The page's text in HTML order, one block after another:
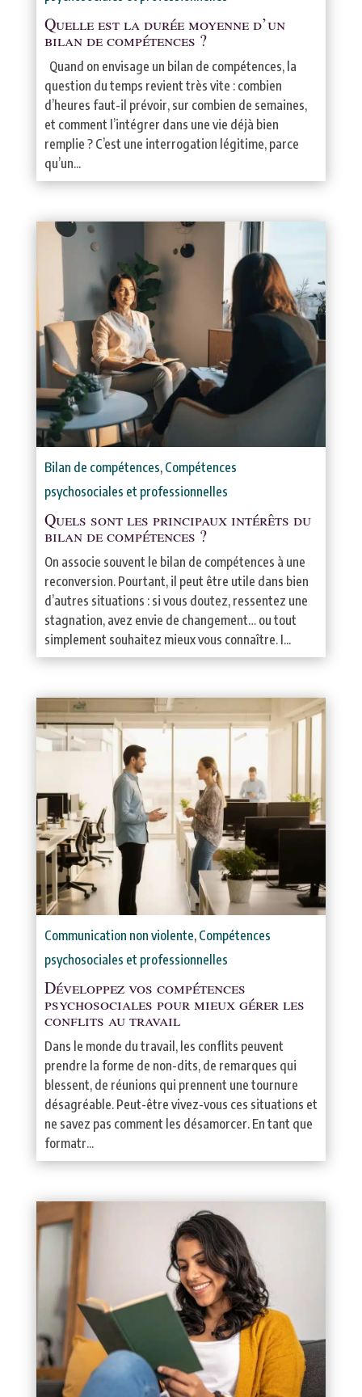
Quelle est la durée moyenne d’un
bilan de compétences ?
Quand on envisage un bilan de compétences, la
question du temps revient très vite : combien
d’heures faut-il prévoir, sur combien de semaines,
et comment l’intégrer dans une vie déjà bien
remplie ? C’est une interrogation légitime, parce
qu’un...
Bilan de compétences, Compétences
psychosociales et professionnelles
Quels sont les principaux intérêts du
bilan de compétences ?
On associe souvent le bilan de compétences à une
reconversion. Pourtant, il peut être utile dans bien
d’autres situations : si vous doutez, ressentez une
stagnation, avez envie de changement… ou tout
simplement souhaitez mieux vous connaître. I...
Communication non violente, Compétences
psychosociales et professionnelles
Développez vos compétences
psychosociales pour mieux gérer les
conflits au travail
Dans le monde du travail, les conflits peuvent
prendre la forme de non-dits, de remarques qui
blessent, de réunions qui prennent une tournure
désagréable. Peut-être vivez-vous ces situations et
ne savez pas comment les désamorcer. En tant que
formatr...